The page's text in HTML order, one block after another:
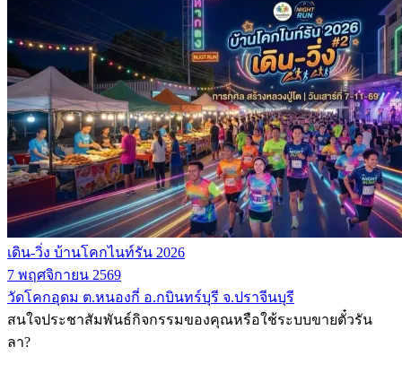
เดิน-วิ่ง บ้านโคกไนท์รัน 2026
7 พฤศจิกายน 2569
วัดโคกอุดม ต.หนองกี่ อ.กบินทร์บุรี จ.ปราจีนบุรี
สนใจประชาสัมพันธ์กิจกรรมของคุณหรือใช้ระบบขายตั๋วรัน
ลา?